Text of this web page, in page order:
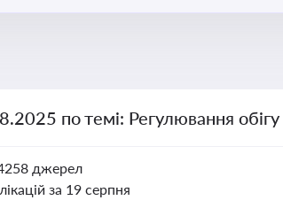
по темі: Регулювання обігу
джерел
за 19 серпня